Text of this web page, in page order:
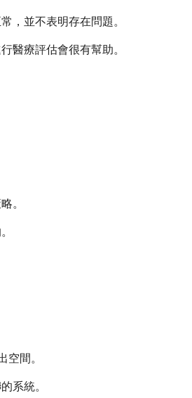
，並不表明存在問題。
醫療評估會很有幫助。
。
空間。
系統。